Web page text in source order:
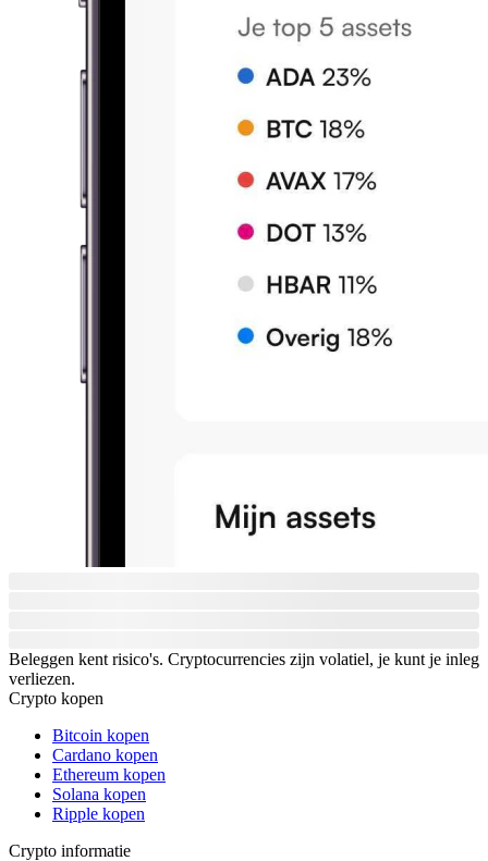
Beleggen kent risico's. Cryptocurrencies zijn volatiel, je kunt je inleg
verliezen.
Crypto kopen
Bitcoin kopen
Cardano kopen
Ethereum kopen
Solana kopen
Ripple kopen
Crypto informatie